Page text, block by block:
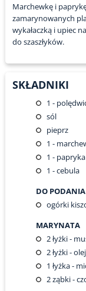
Marchewkę i
zamarynowanych
wykałaczką i upiec
do szaszłyków.
SKŁADNIKI
1 -
sól
pieprz
1 -
1 - papryka
1 - cebula
DO PODANIA
ogórki
MARYNATA
2łyżki -
2łyżki -
1 łyżka -
2ząbki -